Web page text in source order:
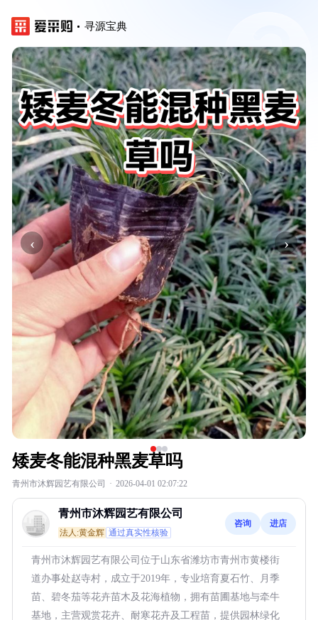
寻源宝典
‹ ›
矮麦冬能混种黑麦草吗
青州市沐辉园艺有限公司 · 2026-04-01 02:07:22
青州市沐辉园艺有限公司
法人:黄金辉 通过真实性核验
咨询 进店
青州市沐辉园艺有限公司位于山东省潍坊市青州市黄楼街
道办事处赵寺村，成立于2019年，专业培育夏石竹、月季
苗、碧冬茄等花卉苗木及花海植物，拥有苗圃基地与牵牛
基地，主营观赏花卉、耐寒花卉及工程苗，提供园林绿化